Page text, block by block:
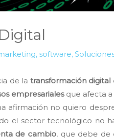
, software,
de la transformación digital
empresarialesque afecta a
afirmación no quiero
el sector tecnológico no
de cambio, que debe de